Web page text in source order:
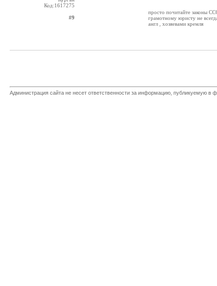
Код:1617275
#9
просто почитайте законы
грамотному юристу не
англ , хозяевами кремля
Администрация сайта не несет ответственности за информацию, публикуемую